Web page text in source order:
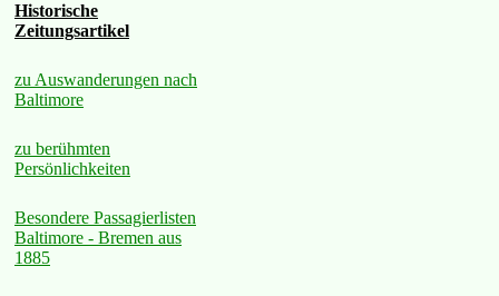
Historische
Zeitungsartikel
zu Auswanderungen nach
Baltimore
zu berühmten
Persönlichkeiten
Besondere Passagierlisten
Baltimore - Bremen aus
1885